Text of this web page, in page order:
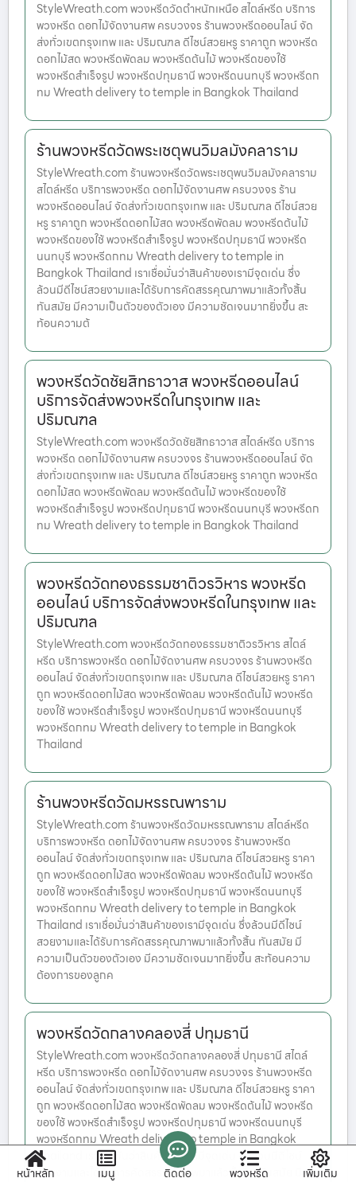
StyleWreath.com พวงหรีดวัดตำหนักเหนือ สไตล์หรีด บริการ
พวงหรีด ดอกไม้จัดงานศพ ครบวงจร ร้านพวงหรีดออนไลน์ จัด
ส่งทั่วเขตกรุงเทพ และ ปริมณฑล ดีไซน์สวยหรู ราคาถูก พวงหรีด
ดอกไม้สด พวงหรีดพัดลม พวงหรีดต้นไม้ พวงหรีดของใช้
พวงหรีดสำเร็จรูป พวงหรีดปทุมธานี พวงหรีดนนทบุรี พวงหรีดก
ทม Wreath delivery to temple in Bangkok Thailand
ร้านพวงหรีดวัดพระเชตุพนวิมลมังคลาราม
StyleWreath.com ร้านพวงหรีดวัดพระเชตุพนวิมลมังคลาราม
สไตล์หรีด บริการพวงหรีด ดอกไม้จัดงานศพ ครบวงจร ร้าน
พวงหรีดออนไลน์ จัดส่งทั่วเขตกรุงเทพ และ ปริมณฑล ดีไซน์สวย
หรู ราคาถูก พวงหรีดดอกไม้สด พวงหรีดพัดลม พวงหรีดต้นไม้
พวงหรีดของใช้ พวงหรีดสำเร็จรูป พวงหรีดปทุมธานี พวงหรีด
นนทบุรี พวงหรีดกทม Wreath delivery to temple in
Bangkok Thailand เราเชื่อมั่นว่าสินค้าของเรามีจุดเด่น ซึ่ง
ล้วนมีดีไซน์สวยงามและได้รับการคัดสรรคุณภาพมาแล้วทั้งสิ้น
ทันสมัย มีความเป็นตัวของตัวเอง มีความชัดเจนมากยิ่งขึ้น สะ
ท้อนความต้
พวงหรีดวัดชัยสิทธาวาส พวงหรีดออนไลน์
บริการจัดส่งพวงหรีดในกรุงเทพ และ
ปริมณฑล
StyleWreath.com พวงหรีดวัดชัยสิทธาวาส สไตล์หรีด บริการ
พวงหรีด ดอกไม้จัดงานศพ ครบวงจร ร้านพวงหรีดออนไลน์ จัด
ส่งทั่วเขตกรุงเทพ และ ปริมณฑล ดีไซน์สวยหรู ราคาถูก พวงหรีด
ดอกไม้สด พวงหรีดพัดลม พวงหรีดต้นไม้ พวงหรีดของใช้
พวงหรีดสำเร็จรูป พวงหรีดปทุมธานี พวงหรีดนนทบุรี พวงหรีดก
ทม Wreath delivery to temple in Bangkok Thailand
พวงหรีดวัดทองธรรมชาติวรวิหาร พวงหรีด
ออนไลน์ บริการจัดส่งพวงหรีดในกรุงเทพ และ
ปริมณฑล
StyleWreath.com พวงหรีดวัดทองธรรมชาติวรวิหาร สไตล์
หรีด บริการพวงหรีด ดอกไม้จัดงานศพ ครบวงจร ร้านพวงหรีด
ออนไลน์ จัดส่งทั่วเขตกรุงเทพ และ ปริมณฑล ดีไซน์สวยหรู ราคา
ถูก พวงหรีดดอกไม้สด พวงหรีดพัดลม พวงหรีดต้นไม้ พวงหรีด
ของใช้ พวงหรีดสำเร็จรูป พวงหรีดปทุมธานี พวงหรีดนนทบุรี
พวงหรีดกทม Wreath delivery to temple in Bangkok
Thailand
ร้านพวงหรีดวัดมหรรณพาราม
StyleWreath.com ร้านพวงหรีดวัดมหรรณพาราม สไตล์หรีด
บริการพวงหรีด ดอกไม้จัดงานศพ ครบวงจร ร้านพวงหรีด
ออนไลน์ จัดส่งทั่วเขตกรุงเทพ และ ปริมณฑล ดีไซน์สวยหรู ราคา
ถูก พวงหรีดดอกไม้สด พวงหรีดพัดลม พวงหรีดต้นไม้ พวงหรีด
ของใช้ พวงหรีดสำเร็จรูป พวงหรีดปทุมธานี พวงหรีดนนทบุรี
พวงหรีดกทม Wreath delivery to temple in Bangkok
Thailand เราเชื่อมั่นว่าสินค้าของเรามีจุดเด่น ซึ่งล้วนมีดีไซน์
สวยงามและได้รับการคัดสรรคุณภาพมาแล้วทั้งสิ้น ทันสมัย มี
ความเป็นตัวของตัวเอง มีความชัดเจนมากยิ่งขึ้น สะท้อนความ
ต้องการของลูกค
พวงหรีดวัดกลางคลองสี่ ปทุมธานี
StyleWreath.com พวงหรีดวัดกลางคลองสี่ ปทุมธานี สไตล์
หรีด บริการพวงหรีด ดอกไม้จัดงานศพ ครบวงจร ร้านพวงหรีด
ออนไลน์ จัดส่งทั่วเขตกรุงเทพ และ ปริมณฑล ดีไซน์สวยหรู ราคา
ถูก พวงหรีดดอกไม้สด พวงหรีดพัดลม พวงหรีดต้นไม้ พวงหรีด
ของใช้ พวงหรีดสำเร็จรูป พวงหรีดปทุมธานี พวงหรีดนนทบุรี
พวงหรีดกทม Wreath delivery to temple in Bangkok
Thailand เราเชื่อมั่นว่าสินค้าของเรามีจุดเด่น ซึ่งล้วนมีดีไซน์
สวยงามและได้รับการคัดสรรคุณภาพมาแล้วทั้งสิ้น ทันสมัย มี
หน้าหลัก เมนู ติดต่อ พวงหรีด เพิ่มเติม